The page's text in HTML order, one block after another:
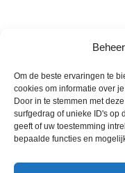
Om de beste ervaringen te
cookies om informatie over
Door in te stemmen met
surfgedrag of unieke ID's op
geeft of uw toestemming
bepaalde functies en
Wie zijn wij
Contact met onze inkoop
Klantenservice
Annuleer & Retourbeleid